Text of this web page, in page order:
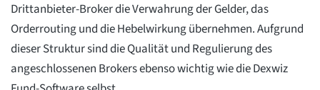
Drittanbieter-Broker die Verwahrung der Gelder, das
Orderrouting und die Hebelwirkung übernehmen. Aufgrund
dieser Struktur sind die Qualität und Regulierung des
angeschlossenen Brokers ebenso wichtig wie die Dexwiz